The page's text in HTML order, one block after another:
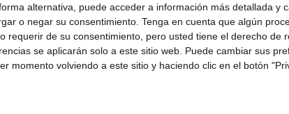
alternativa, puede acceder a información más detallada y
o negar su consentimiento. Tenga en cuenta que algún
requerir de su consentimiento, pero usted tiene el derecho de
se aplicarán solo a este sitio web. Puede cambiar sus
momento volviendo a este sitio y haciendo clic en el botón
& Elisabeth Almeda / Postpunk